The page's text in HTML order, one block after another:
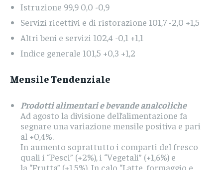
Istruzione 99,9 0,0 -0,9
Servizi ricettivi e di ristorazione 101,7 -2,0 +1,5
Altri beni e servizi 102,4 -0,1 +1,1
Indice generale 101,5 +0,3 +1,2
Mensile Tendenziale
Prodotti alimentari e bevande analcoliche
Ad agosto la divisione dell’alimentazione fa
segnare una variazione mensile positiva e pari
al +0,4%.
In aumento soprattutto i comparti del fresco
quali i “Pesci” (+2%), i “Vegetali” (+1,6%) e
la “Frutta” (+1,5%). In calo “Latte, formaggio e